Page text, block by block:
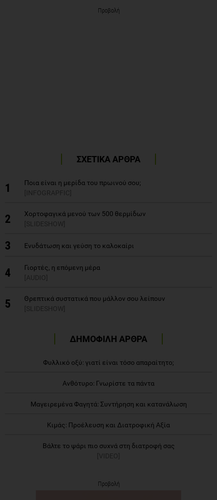
Προβολή
ΣΧΕΤΙΚΑ ΑΡΘΡΑ
1
Ποια είναι η μερίδα του πρωινού σου;
[INFOGRAPFIC]
2
Χορτοφαγικά μενού των 500 θερμίδων
[SLIDESHOW]
3 Ενυδάτωση και γεύση το καλοκαίρι
4
Γιορτές, η επόμενη μέρα
[AUDIO]
5
Θρεπτικά συστατικά που μάλλον σου λείπουν
[SLIDESHOW]
ΔΗΜΟΦΙΛΗ ΑΡΘΡΑ
Φυλλικό οξύ: γιατί είναι τόσο απαραίτητο;
Ανθότυρο: Γνωρίστε τα πάντα
Μαγειρεμένα Φαγητά: Συντήρηση και κατανάλωση
Κιμάς: Προέλευση και Διατροφική Αξία
Βάλτε το ψάρι πιο συχνά στη διατροφή σας
[VIDEO]
Προβολή